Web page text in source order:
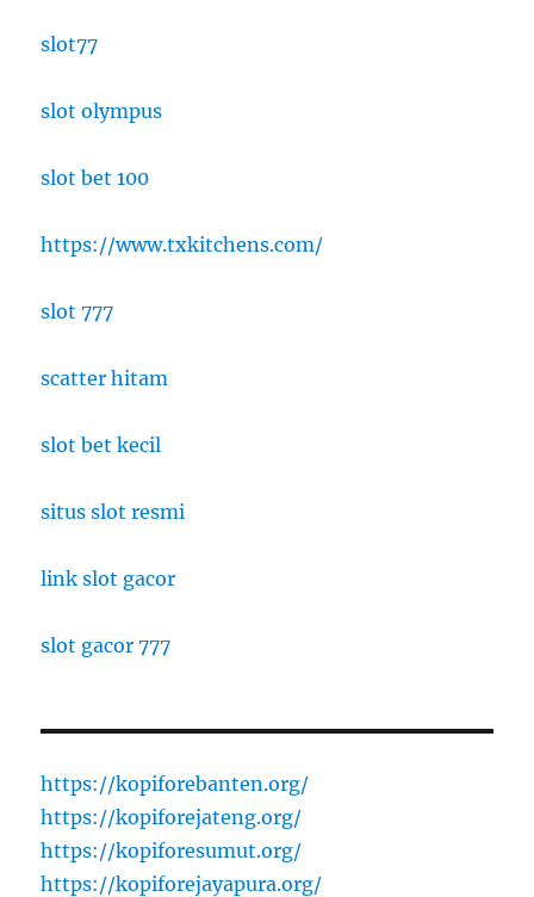
slot77
slot olympus
slot bet 100
https://www.txkitchens.com/
slot 777
scatter hitam
slot bet kecil
situs slot resmi
link slot gacor
slot gacor 777
https://kopiforebanten.org/
https://kopiforejateng.org/
https://kopiforesumut.org/
https://kopiforejayapura.org/